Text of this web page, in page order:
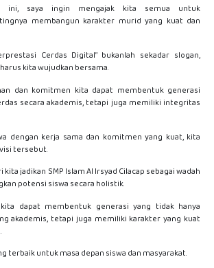
ini, saya ingin mengajak kita semua untuk
membangun karakter murid yang kuat dan
Cerdas Digital” bukanlah sekadar slogan,
kita wujudkan bersama.
dan komitmen kita dapat membentuk generasi
secara akademis, tetapi juga memiliki integritas
dengan kerja sama dan komitmen yang kuat, kita
tersebut.
jadikan SMP Islam Al Irsyad Cilacap sebagai wadah
potensi siswa secara holistik.
dapat membentuk generasi yang tidak hanya
akademis, tetapi juga memiliki karakter yang kuat
terbaik untuk masa depan siswa dan masyarakat.